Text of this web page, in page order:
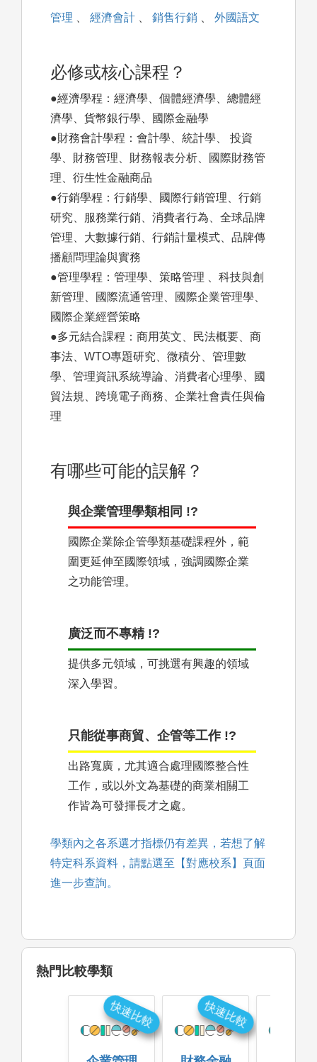
管理 、 經濟會計 、 銷售行銷 、 外國語文
必修或核心課程？
●經濟學程：經濟學、個體經濟學、總體經
濟學、貨幣銀行學、國際金融學
●財務會計學程：會計學、統計學、 投資
學、財務管理、財務報表分析、國際財務管
理、衍生性金融商品
●行銷學程：行銷學、國際行銷管理、行銷
研究、服務業行銷、消費者行為、全球品牌
管理、大數據行銷、行銷計量模式、品牌傳
播顧問理論與實務
●管理學程：管理學、策略管理 、科技與創
新管理、國際流通管理、國際企業管理學、
國際企業經營策略
●多元結合課程：商用英文、民法概要、商
事法、WTO專題研究、微積分、管理數
學、管理資訊系統導論、消費者心理學、國
貿法規、跨境電子商務、企業社會責任與倫
理
有哪些可能的誤解？
與企業管理學類相同 !?
國際企業除企管學類基礎課程外，範
圍更延伸至國際領域，強調國際企業
之功能管理。
廣泛而不專精 !?
提供多元領域，可挑選有興趣的領域
深入學習。
只能從事商貿、企管等工作 !?
出路寬廣，尤其適合處理國際整合性
工作，或以外文為基礎的商業相關工
作皆為可發揮長才之處。
學類內之各系選才指標仍有差異，若想了解
特定科系資料，請點選至【對應校系】頁面
進一步查詢。
熱門比較學類
快速比較 快速比較